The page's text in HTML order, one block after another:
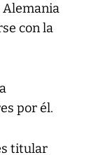
Alemania
con la
por él.
titular